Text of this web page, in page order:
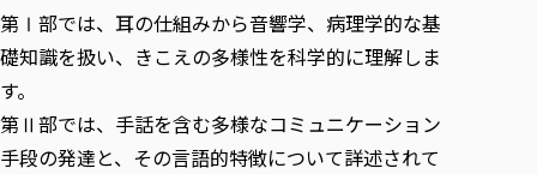
第Ⅰ部では、耳の仕組みから音響学、病理学的な基
礎知識を扱い、きこえの多様性を科学的に理解しま
す。
第Ⅱ部では、手話を含む多様なコミュニケーション
手段の発達と、その言語的特徴について詳述されて